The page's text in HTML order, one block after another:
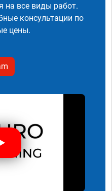
на все виды работ.
консультации по
цены.